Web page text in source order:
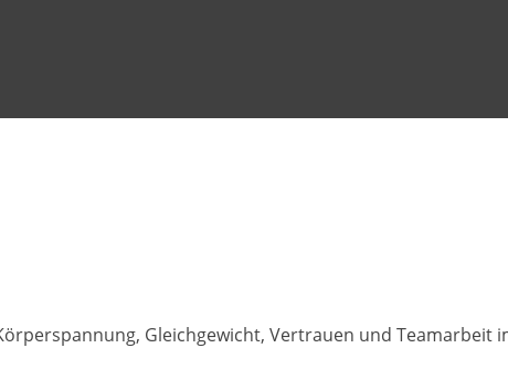
Gleichgewicht, Vertrauen und Teamarbeit